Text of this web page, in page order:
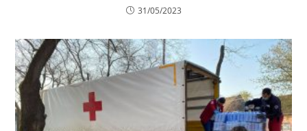
31/05/2023